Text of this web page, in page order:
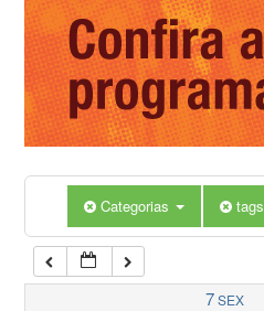
Categorias tags
7SEX
03:00
04:00
05:00
07:00